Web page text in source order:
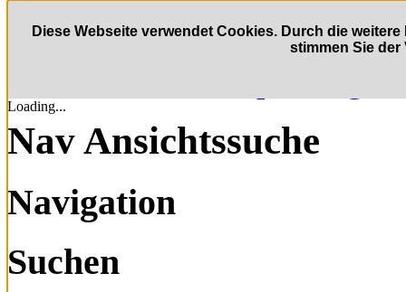
Diese Webseite verwendet Cookies. Durch die
stimmen Sie
Loading...
Zum Inhalt wechseln
Nav Ansichtssuche
Navigation
Suchen